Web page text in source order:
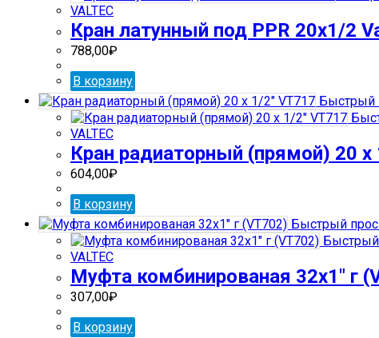
VALTEC
Кран латунный под PPR 20х1/2
788,00₽
В корзину
Быстрый
VALTEC
Кран радиаторный (прямой) 20 х
604,00₽
В корзину
Быстрый
VALTEC
Муфта комбинированая 32х1″ г
307,00₽
В корзину